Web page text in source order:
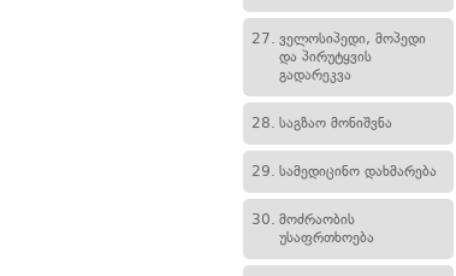
27. ველოსიპედი, მოპედი
და პირუტყვის
გადარეკვა
28. საგზაო მონიშვნა
29. სამედიცინო დახმარება
30. მოძრაობის
უსაფრთხოება